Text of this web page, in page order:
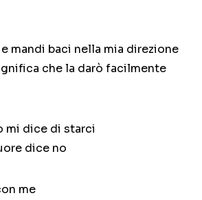
mandi baci nella mia direzione
che la darò facilmente
mi dice di starci
dice no
me